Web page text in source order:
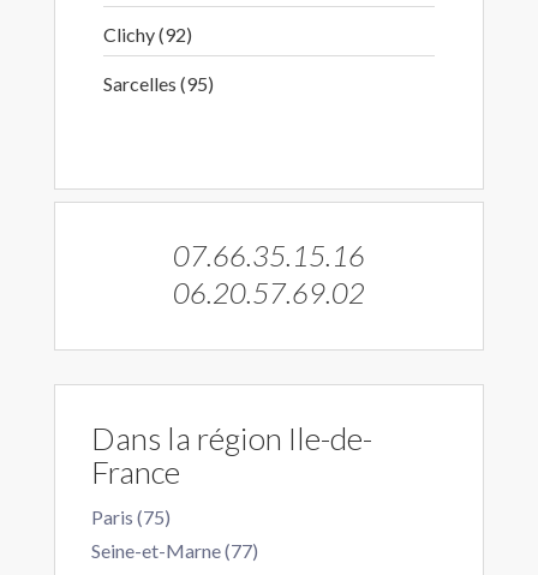
Clichy (92)
Sarcelles (95)
07.66.35.15.16
06.20.57.69.02
Dans la région Ile-de-
France
Paris (75)
Seine-et-Marne (77)